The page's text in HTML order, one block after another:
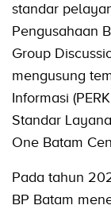
standar
Pengusahaan
Group
mengusung
Informasi
Standar
One Batam
Pada tahun
BP Batam